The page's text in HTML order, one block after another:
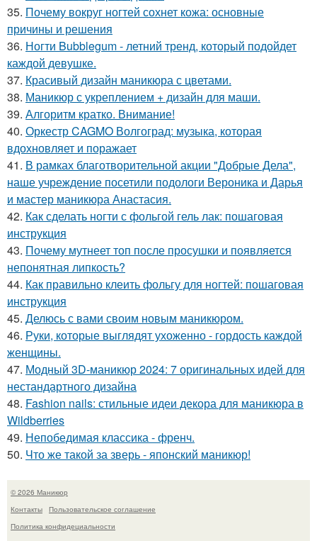
35. Почему вокруг ногтей сохнет кожа: основные
причины и решения
36. Ногти Bubblegum - летний тренд, который подойдет
каждой девушке.
37. Красивый дизайн маникюра с цветами.
38. Маникюр с укреплением + дизайн для маши.
39. Алгоритм кратко. Внимание!
40. Оркестр CAGMO Волгоград: музыка, которая
вдохновляет и поражает
41. В рамках благотворительной акции "Добрые Дела",
наше учреждение посетили подологи Вероника и Дарья
и мастер маникюра Анастасия.
42. Как сделать ногти с фольгой гель лак: пошаговая
инструкция
43. Почему мутнеет топ после просушки и появляется
непонятная липкость?
44. Как правильно клеить фольгу для ногтей: пошаговая
инструкция
45. Делюсь с вами своим новым маникюром.
46. Руки, которые выглядят ухоженно - гордость каждой
женщины.
47. Модный 3D-маникюр 2024: 7 оригинальных идей для
нестандартного дизайна
48. Fashion nails: стильные идеи декора для маникюра в
Wildberries
49. Непобедимая классика - френч.
50. Что же такой за зверь - японский маникюр!
© 2026 Маникюр
Контакты
Пользовательское соглашение
Политика конфидециальности